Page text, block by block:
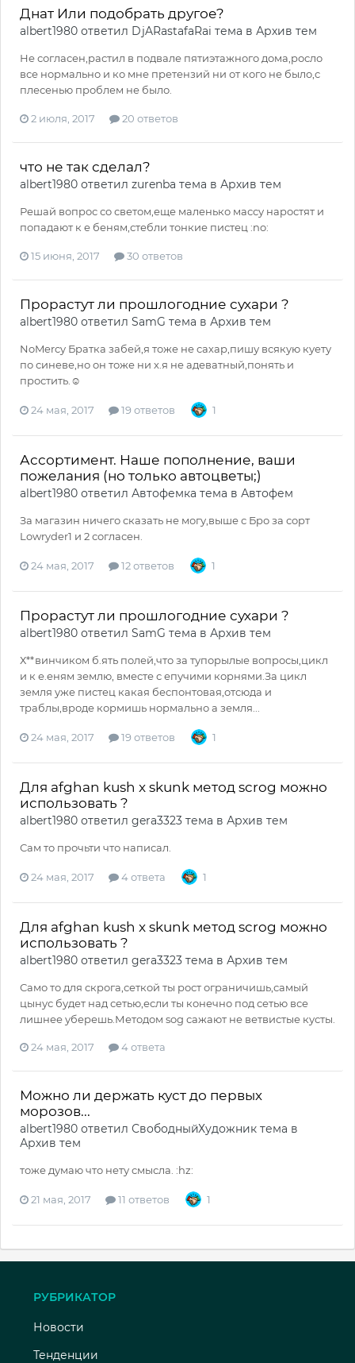
Днат Или подобрать другое?
albert1980 ответил DjARastafaRai тема в Архив тем
Не согласен,растил в подвале пятиэтажного дома,росло
все нормально и ко мне претензий ни от кого не было,с
плесенью проблем не было.
2 июля, 2017 20 ответов
что не так сделал?
albert1980 ответил zurenba тема в Архив тем
Решай вопрос со светом,еще маленько массу наростят и
попадают к е беням,стебли тонкие пистец :no:
15 июня, 2017 30 ответов
Прорастут ли прошлогодние сухари ?
albert1980 ответил SamG тема в Архив тем
NoMercy Братка забей,я тоже не сахар,пишу всякую куету
по синеве,но он тоже ни х.я не адеватный,понять и
простить.☺
24 мая, 2017 19 ответов 1
Ассортимент. Наше пополнение, ваши
пожелания (но только автоцветы;)
albert1980 ответил Автофемка тема в Автофем
За магазин ничего сказать не могу,выше с Бро за сорт
Lowryder1 и 2 согласен.
24 мая, 2017 12 ответов 1
Прорастут ли прошлогодние сухари ?
albert1980 ответил SamG тема в Архив тем
Х**винчиком б.ять полей,что за тупорылые вопросы,цикл
и к е.еням землю, вместе с епучими корнями.За цикл
земля уже пистец какая беспонтовая,отсюда и
траблы,вроде кормишь нормально а земля...
24 мая, 2017 19 ответов 1
Для afghan kush x skunk метод scrog можно
использовать ?
albert1980 ответил gera3323 тема в Архив тем
Сам то прочьти что написал.
24 мая, 2017 4 ответа 1
Для afghan kush x skunk метод scrog можно
использовать ?
albert1980 ответил gera3323 тема в Архив тем
Само то для скрога,сеткой ты рост ограничишь,самый
цынус будет над сетью,если ты конечно под сетью все
лишнее уберешь.Методом sog сажают не ветвистые кусты.
24 мая, 2017 4 ответа
Можно ли держать куст до первых
морозов...
albert1980 ответил СвободныйХудожник тема в
Архив тем
тоже думаю что нету смысла. :hz:
21 мая, 2017 11 ответов 1
РУБРИКАТОР
Новости
Тенденции